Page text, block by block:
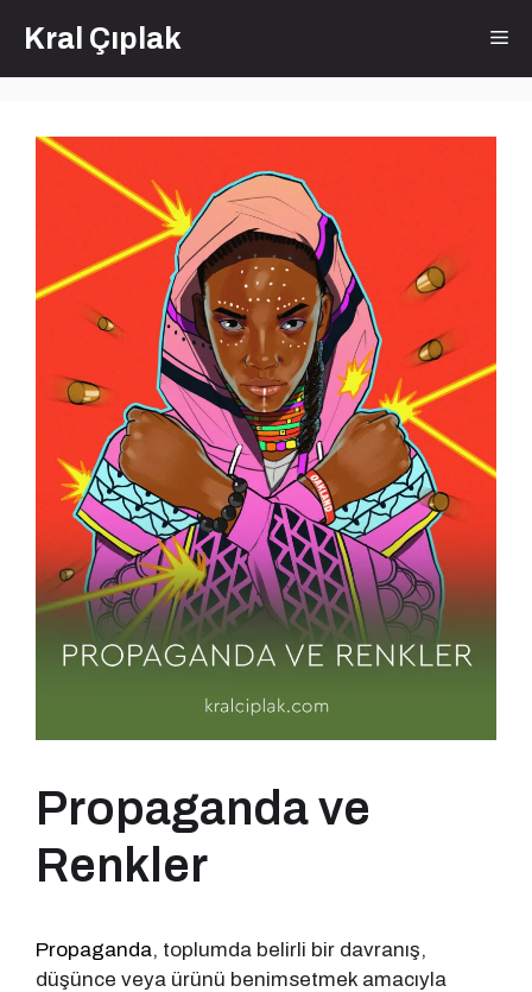
atlaKral Çıplak
Propaganda ve
Renkler
Propaganda, toplumda belirli bir davranış,
düşünce veya ürünü benimsetmek amacıyla